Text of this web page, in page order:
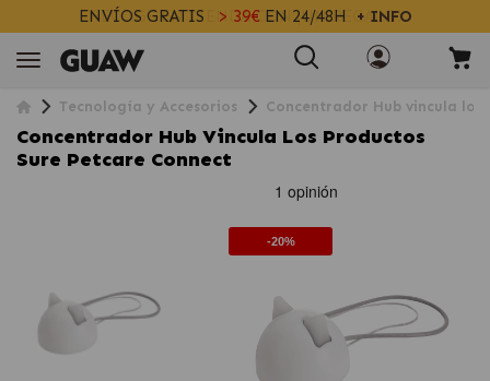
ENVÍOS GRATIS > 39€EN 24/48H + INFO
Tecnología y Accesorios Concentrador Hub vincula los
Concentrador Hub Vincula Los Productos
Sure Petcare Connect
-20%